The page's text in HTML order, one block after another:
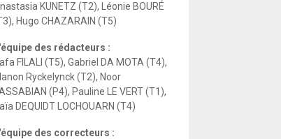
KUNETZ (T2), Léonie BOURÉ
Hugo CHAZARAIN (T5)
des rédacteurs :
FILALI (T5), Gabriel DA MOTA (T4),
Ryckelynck (T2), Noor
(P4), Pauline LE VERT (T1),
DEQUIDT LOCHOUARN (T4)
des correcteurs :